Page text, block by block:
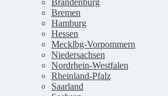
Brandenburg
Bremen
Hamburg
Hessen
Mecklbg-Vorpommern
Niedersachsen
Nordrhein-Westfalen
Rheinland-Pfalz
Saarland